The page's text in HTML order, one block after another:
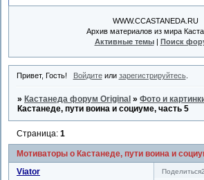
WWW.CCASTANEDA.RU
Архив материалов из мира
Активные темы| Поиск
Привет, Гость! Войдитеили зарегистрируйтесь.
» Кастанеда форум Original »Фото и
Кастанеде, пути воина и социуме, часть 5
Мотиваторы о Кастанеде, пути воина и
Страница:1
Поделиться
Viator